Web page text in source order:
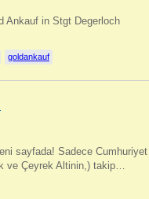
Ankauf in Stgt Degerloch
goldankauf
sayfada! Sadece Cumhuriyet
ve Çeyrek Altinin,) takip…